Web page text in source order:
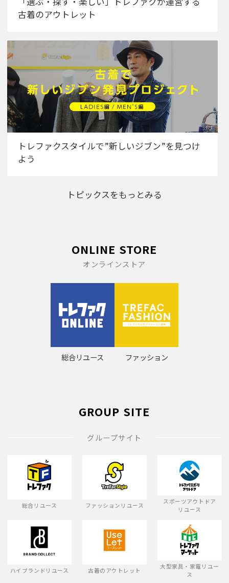
古着のアウトレット
トレファクスタイルで”新しいジブン”を見つけ
よう
トピックスをもっとみる
ONLINE STORE
オンラインストア
総合リユース ファッション
GROUP SITE
グループサイト
総合リユース ファッションリユース
スポーツアウトドア
リユース
ハイブランドリユース 古着のアウトレット
大型家具・家電リユー
ス